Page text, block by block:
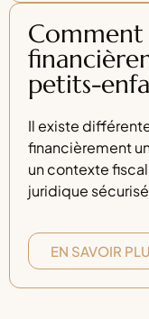
petits-
Il existe
financièrement
un contexte
juridique
EN SAVOIR